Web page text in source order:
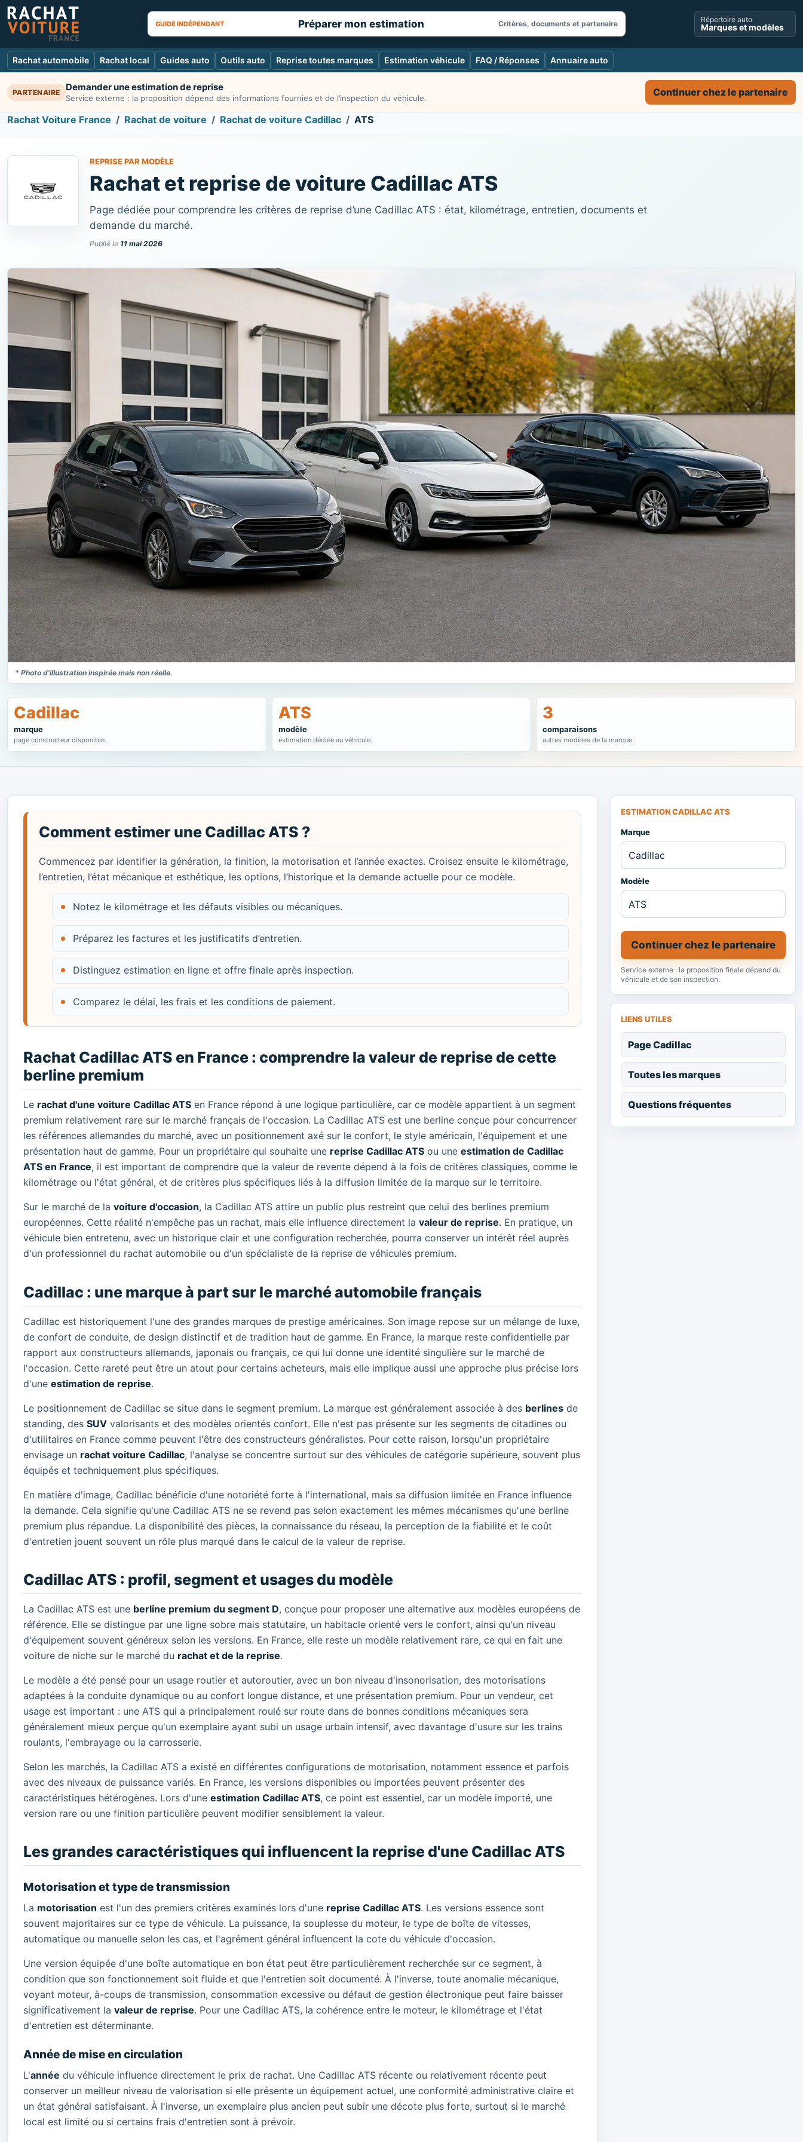
GUIDE INDÉPENDANT Préparer mon estimation Critères, documents et partenaire Répertoire auto
Marques et modèles
Rachat automobile Rachat local Guides auto Outils auto Reprise toutes marques Estimation véhicule FAQ / Réponses Annuaire auto
PARTENAIRE Demander une estimation de reprise
Service externe : la proposition dépend des informations fournies et de l’inspection du véhicule. Continuer chez le partenaire
Rachat Voiture France Rachat de voiture Rachat de voiture Cadillac ATS
REPRISE PAR MODÈLE
Rachat et reprise de voiture Cadillac ATS
Page dédiée pour comprendre les critères de reprise d’une Cadillac ATS : état, kilométrage, entretien, documents et
demande du marché.
Publié le 11 mai 2026
* Photo d’illustration inspirée mais non réelle.
Cadillac
marque
page constructeur disponible.
ATS
modèle
estimation dédiée au véhicule.
3
comparaisons
autres modèles de la marque.
Comment estimer une Cadillac ATS ?
Commencez par identifier la génération, la finition, la motorisation et l’année exactes. Croisez ensuite le kilométrage,
l’entretien, l’état mécanique et esthétique, les options, l’historique et la demande actuelle pour ce modèle.
Notez le kilométrage et les défauts visibles ou mécaniques.
Préparez les factures et les justificatifs d’entretien.
Distinguez estimation en ligne et offre finale après inspection.
Comparez le délai, les frais et les conditions de paiement.
Rachat Cadillac ATS en France : comprendre la valeur de reprise de cette
berline premium
Le rachat d'une voiture Cadillac ATS en France répond à une logique particulière, car ce modèle appartient à un segment
premium relativement rare sur le marché français de l'occasion. La Cadillac ATS est une berline conçue pour concurrencer
les références allemandes du marché, avec un positionnement axé sur le confort, le style américain, l'équipement et une
présentation haut de gamme. Pour un propriétaire qui souhaite une reprise Cadillac ATS ou une estimation de Cadillac
ATS en France, il est important de comprendre que la valeur de revente dépend à la fois de critères classiques, comme le
kilométrage ou l'état général, et de critères plus spécifiques liés à la diffusion limitée de la marque sur le territoire.
Sur le marché de la voiture d'occasion, la Cadillac ATS attire un public plus restreint que celui des berlines premium
européennes. Cette réalité n'empêche pas un rachat, mais elle influence directement la valeur de reprise. En pratique, un
véhicule bien entretenu, avec un historique clair et une configuration recherchée, pourra conserver un intérêt réel auprès
d'un professionnel du rachat automobile ou d'un spécialiste de la reprise de véhicules premium.
Cadillac : une marque à part sur le marché automobile français
Cadillac est historiquement l'une des grandes marques de prestige américaines. Son image repose sur un mélange de luxe,
de confort de conduite, de design distinctif et de tradition haut de gamme. En France, la marque reste confidentielle par
rapport aux constructeurs allemands, japonais ou français, ce qui lui donne une identité singulière sur le marché de
l'occasion. Cette rareté peut être un atout pour certains acheteurs, mais elle implique aussi une approche plus précise lors
d'une estimation de reprise.
Le positionnement de Cadillac se situe dans le segment premium. La marque est généralement associée à des berlines de
standing, des SUV valorisants et des modèles orientés confort. Elle n'est pas présente sur les segments de citadines ou
d'utilitaires en France comme peuvent l'être des constructeurs généralistes. Pour cette raison, lorsqu'un propriétaire
envisage un rachat voiture Cadillac, l'analyse se concentre surtout sur des véhicules de catégorie supérieure, souvent plus
équipés et techniquement plus spécifiques.
En matière d'image, Cadillac bénéficie d'une notoriété forte à l'international, mais sa diffusion limitée en France influence
la demande. Cela signifie qu'une Cadillac ATS ne se revend pas selon exactement les mêmes mécanismes qu'une berline
premium plus répandue. La disponibilité des pièces, la connaissance du réseau, la perception de la fiabilité et le coût
d'entretien jouent souvent un rôle plus marqué dans le calcul de la valeur de reprise.
Cadillac ATS : profil, segment et usages du modèle
La Cadillac ATS est une berline premium du segment D, conçue pour proposer une alternative aux modèles européens de
référence. Elle se distingue par une ligne sobre mais statutaire, un habitacle orienté vers le confort, ainsi qu'un niveau
d'équipement souvent généreux selon les versions. En France, elle reste un modèle relativement rare, ce qui en fait une
voiture de niche sur le marché du rachat et de la reprise.
Le modèle a été pensé pour un usage routier et autoroutier, avec un bon niveau d'insonorisation, des motorisations
adaptées à la conduite dynamique ou au confort longue distance, et une présentation premium. Pour un vendeur, cet
usage est important : une ATS qui a principalement roulé sur route dans de bonnes conditions mécaniques sera
généralement mieux perçue qu'un exemplaire ayant subi un usage urbain intensif, avec davantage d'usure sur les trains
roulants, l'embrayage ou la carrosserie.
Selon les marchés, la Cadillac ATS a existé en différentes configurations de motorisation, notamment essence et parfois
avec des niveaux de puissance variés. En France, les versions disponibles ou importées peuvent présenter des
caractéristiques hétérogènes. Lors d'une estimation Cadillac ATS, ce point est essentiel, car un modèle importé, une
version rare ou une finition particulière peuvent modifier sensiblement la valeur.
Les grandes caractéristiques qui influencent la reprise d'une Cadillac ATS
Motorisation et type de transmission
La motorisation est l'un des premiers critères examinés lors d'une reprise Cadillac ATS. Les versions essence sont
souvent majoritaires sur ce type de véhicule. La puissance, la souplesse du moteur, le type de boîte de vitesses,
automatique ou manuelle selon les cas, et l'agrément général influencent la cote du véhicule d'occasion.
Une version équipée d'une boîte automatique en bon état peut être particulièrement recherchée sur ce segment, à
condition que son fonctionnement soit fluide et que l'entretien soit documenté. À l'inverse, toute anomalie mécanique,
voyant moteur, à-coups de transmission, consommation excessive ou défaut de gestion électronique peut faire baisser
significativement la valeur de reprise. Pour une Cadillac ATS, la cohérence entre le moteur, le kilométrage et l'état
d'entretien est déterminante.
Année de mise en circulation
L'année du véhicule influence directement le prix de rachat. Une Cadillac ATS récente ou relativement récente peut
conserver un meilleur niveau de valorisation si elle présente un équipement actuel, une conformité administrative claire et
un état général satisfaisant. À l'inverse, un exemplaire plus ancien peut subir une décote plus forte, surtout si le marché
local est limité ou si certains frais d'entretien sont à prévoir.
ESTIMATION CADILLAC ATS
Marque
Modèle
Continuer chez le partenaire
Service externe : la proposition finale dépend du
véhicule et de son inspection.
LIENS UTILES
Page Cadillac
Toutes les marques
Questions fréquentes